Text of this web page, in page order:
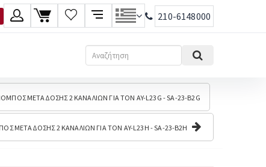
210-6148000
Αναζήτηση
ΜΕΤΑΔΟΣΗΣ 2 ΚΑΝΑΛΙΩΝ ΓΙΑ ΤΟΝ AY-L23G - SA-23-B2G
ΜΕΤΑΔΟΣΗΣ 2 ΚΑΝΑΛΙΩΝ ΓΙΑ ΤΟΝ AY-L23H - SA-23-B2H